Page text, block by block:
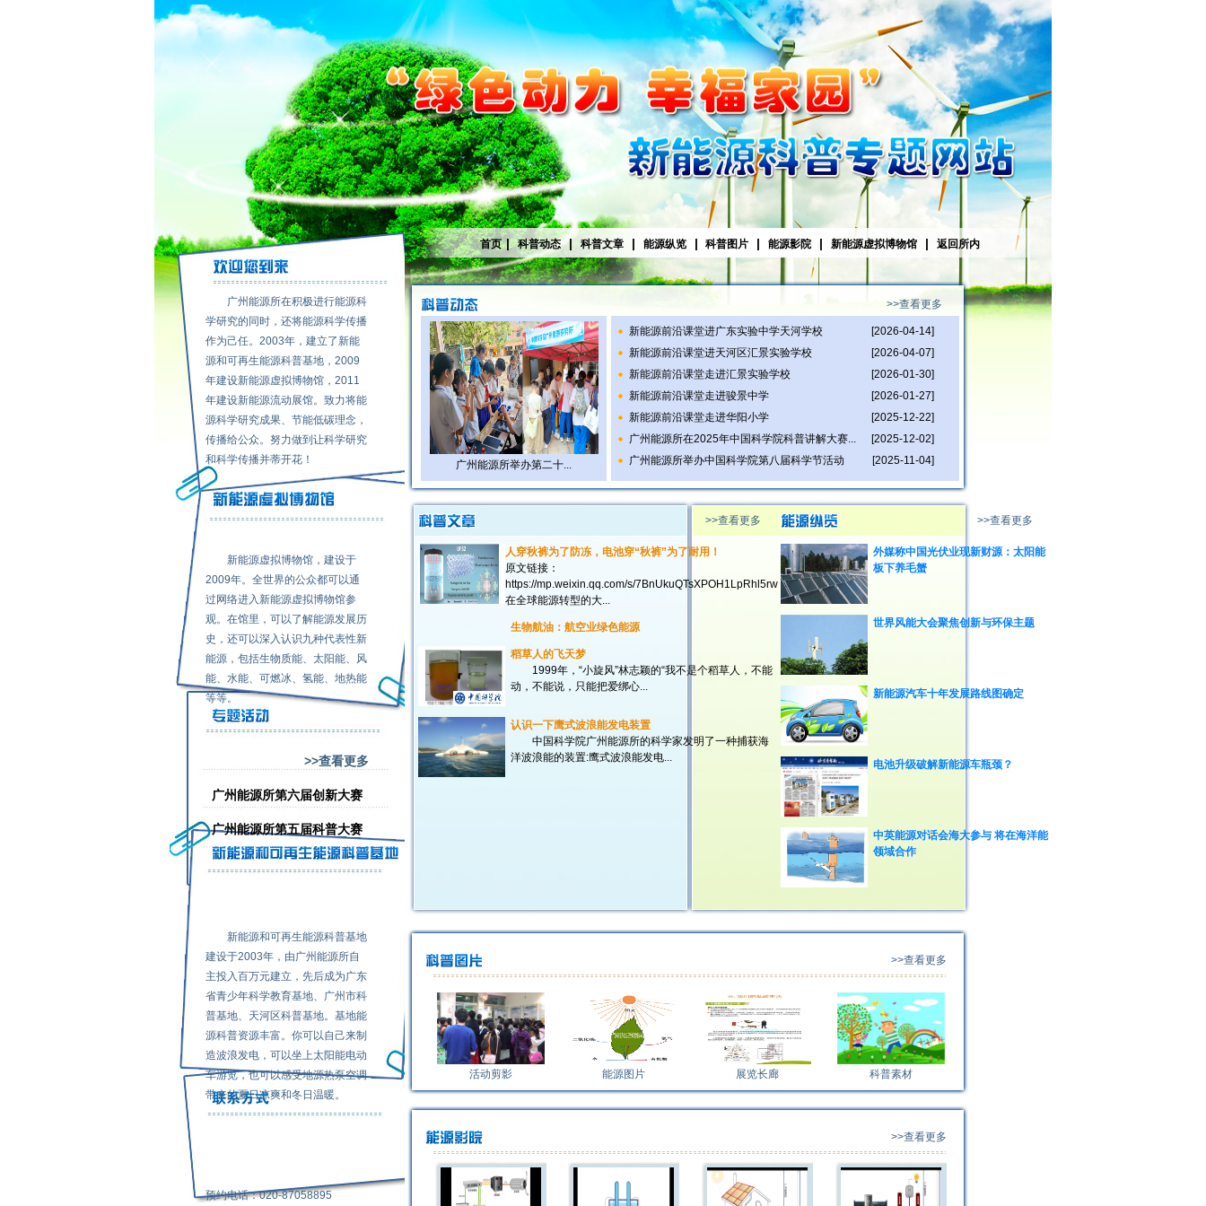
广州能源所在积极进行能源科
学研究的同时，还将能源科学传播
作为己任。2003年，建立了新能
源和可再生能源科普基地，2009
年建设新能源虚拟博物馆，2011
年建设新能源流动展馆。致力将能
源科学研究成果、节能低碳理念，
传播给公众。努力做到让科学研究
和科学传播并蒂开花！
新能源虚拟博物馆，建设于
2009年。全世界的公众都可以通
过网络进入新能源虚拟博物馆参
观。在馆里，可以了解能源发展历
史，还可以深入认识九种代表性新
能源，包括生物质能、太阳能、风
能、水能、可燃冰、氢能、地热能
等等。
>>查看更多
广州能源所第六届创新大赛
广州能源所第五届科普大赛
新能源和可再生能源科普基地
建设于2003年，由广州能源所自
主投入百万元建立，先后成为广东
省青少年科学教育基地、广州市科
普基地、天河区科普基地。基地能
源科普资源丰富。你可以自己来制
造波浪发电，可以坐上太阳能电动
车游览，也可以感受地源热泵空调
带来的夏日凉爽和冬日温暖。
预约电话：020-87058895
首页 | 科普动态 | 科普文章 | 能源纵览 | 科普图片 | 能源影院 | 新能源虚拟博物馆 | 返回所内
>>查看更多
广州能源所举办第二十...
新能源前沿课堂进广东实验中学天河学校
[2026-04-14]
新能源前沿课堂进天河区汇景实验学校
[2026-04-07]
新能源前沿课堂走进汇景实验学校
[2026-01-30]
新能源前沿课堂走进骏景中学
[2026-01-27]
新能源前沿课堂走进华阳小学
[2025-12-22]
广州能源所在2025年中国科学院科普讲解大赛...
[2025-12-02]
广州能源所举办中国科学院第八届科学节活动
[2025-11-04]
>>查看更多
人穿秋裤为了防冻，电池穿“秋裤”为了耐用！
原文链接：
https://mp.weixin.qq.com/s/7BnUkuQTsXPOH1LpRhl5rw
在全球能源转型的大...
生物航油：航空业绿色能源
稻草人的飞天梦
1999年，“小旋风”林志颖的“我不是个稻草人，不能
动，不能说，只能把爱绑心...
认识一下鹰式波浪能发电装置
中国科学院广州能源所的科学家发明了一种捕获海
洋波浪能的装置:鹰式波浪能发电...
>>查看更多
外媒称中国光伏业现新财源：太阳能
板下养毛蟹
世界风能大会聚焦创新与环保主题
新能源汽车十年发展路线图确定
电池升级破解新能源车瓶颈？
中英能源对话会海大参与 将在海洋能
领域合作
>>查看更多
活动剪影 能源图片 展览长廊 科普素材
>>查看更多